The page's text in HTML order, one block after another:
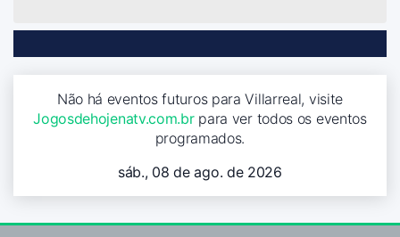
Não há eventos futuros para Villarreal, visite
Jogosdehojenatv.com.brpara ver todos os eventos
programados.
sáb., 08 de ago. de 2026